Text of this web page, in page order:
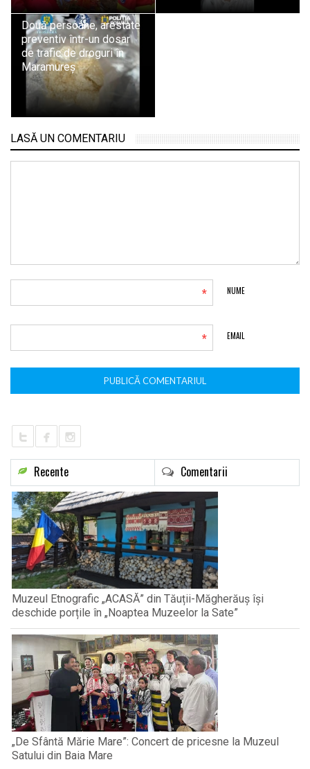
Două persoane, arestate
preventiv într-un dosar
de trafic de droguri în
Maramureș
LASĂ UN COMENTARIU
NUME
*
EMAIL
*
Recente Comentarii
Muzeul Etnografic „ACASĂ” din Tăuții-Măgherăuș își
deschide porțile în „Noaptea Muzeelor la Sate”
„De Sfântă Mărie Mare”: Concert de pricesne la Muzeul
Satului din Baia Mare